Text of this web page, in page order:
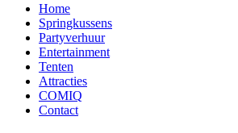
Home
Springkussens
Partyverhuur
Entertainment
Tenten
Attracties
COMIQ
Contact